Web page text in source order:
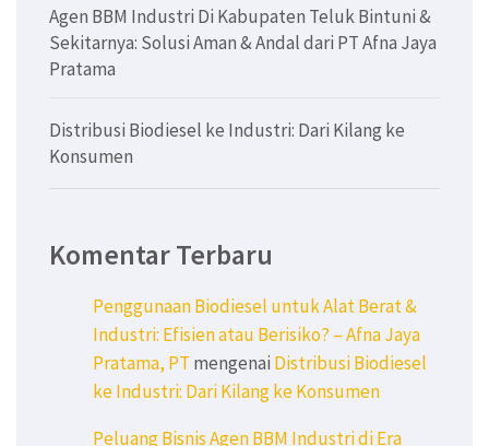
Agen BBM Industri Di Kabupaten Teluk Bintuni &
Sekitarnya: Solusi Aman & Andal dari PT Afna Jaya
Pratama
Distribusi Biodiesel ke Industri: Dari Kilang ke
Konsumen
Komentar Terbaru
Penggunaan Biodiesel untuk Alat Berat &
Industri: Efisien atau Berisiko? – Afna Jaya
Pratama, PT mengenai Distribusi Biodiesel
ke Industri: Dari Kilang ke Konsumen
Peluang Bisnis Agen BBM Industri di Era